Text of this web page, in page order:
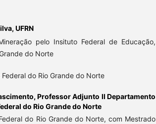
UFRN
pelo Insituto Federal de Educação,
do Norte
do Rio Grande do Norte
Professor Adjunto II Departamento
do Rio Grande do Norte
do Rio Grande do Norte, com Mestrado